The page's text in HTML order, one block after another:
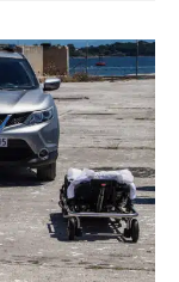
μετά την έκρηξη
στη Δαμασκό –
του 59χρονου